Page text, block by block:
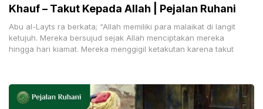
Khauf – Takut Kepada Allah | Pejalan Ruhani
Abu al-Layts ra berkata; “Allah memiliki para malaikat di langit
ketujuh. Mereka bersujud sejak Allah menciptakan mereka
hingga hari kiamat. Mereka menggigil ketakutan karena takut